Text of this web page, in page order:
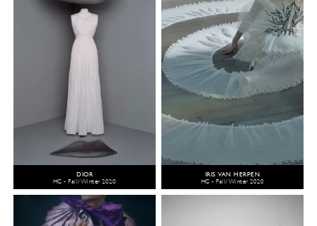
DIOR
HC - Fall/Winter 2020
IRIS VAN HERPEN
HC - Fall/Winter 2020